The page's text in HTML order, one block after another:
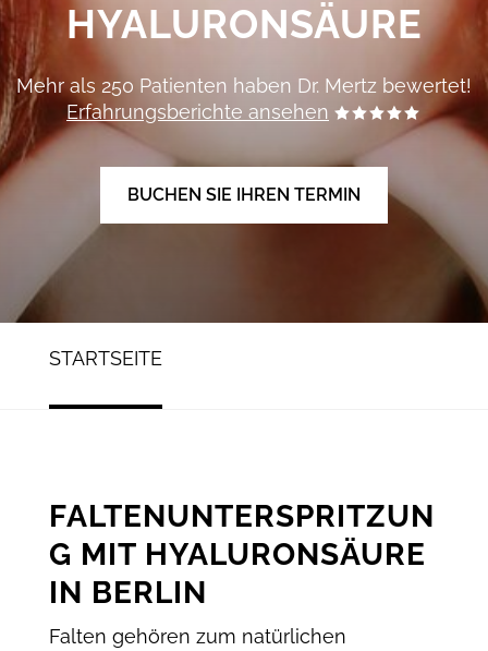
HYALURONSÄURE
Mehr als 250 Patienten haben Dr. Mertz bewertet!
Erfahrungsberichte ansehen
BUCHEN SIE IHREN TERMIN
STARTSEITE
FALTENUNTERSPRITZUN
G MIT HYALURONSÄURE
IN BERLIN
Falten gehören zum natürlichen